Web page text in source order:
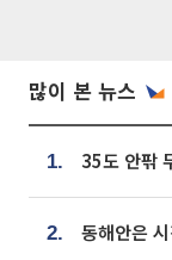
많이 본 뉴스
1.
2.